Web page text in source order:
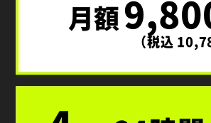
月額
（税込